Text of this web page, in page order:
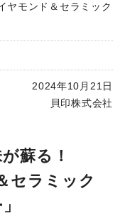
ヤモンド＆セラミック
2024年10月21日
貝印株式会社
蘇る！
セラミック